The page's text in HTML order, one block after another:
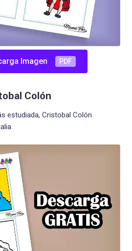
Imagen PDF
Colón
estudiada, Cristobal Colón